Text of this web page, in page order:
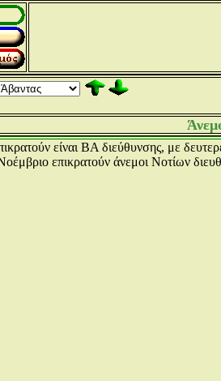
είναι ΒΑ διεύθυνσης, με
επικρατούν άνεμοι Νοτίων